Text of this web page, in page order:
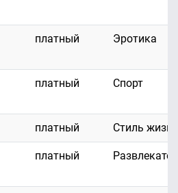
платный Эротика
платный Спорт
платный Стиль жизни
платный